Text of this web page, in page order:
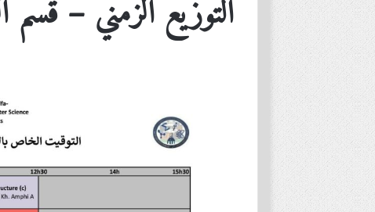
التوزيع الزمني – قسم